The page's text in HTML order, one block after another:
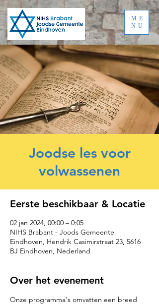
ME
NU
Joodse les voor
volwassenen
Eerste beschikbaar & Locatie
02 jan 2024, 00:00 – 0:05
NIHS Brabant - Joods Gemeente
Eindhoven, Hendrik Casimirstraat 23, 5616
BJ Eindhoven, Nederland
Over het evenement
Onze programma's omvatten een breed